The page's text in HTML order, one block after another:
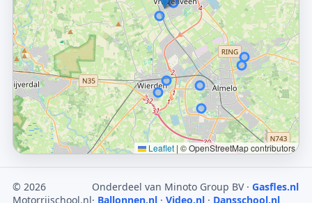
Leaflet | © OpenStreetMap contributors
© 2026
Motorrijschool.nl
Onderdeel van Minoto Group BV · Gasfles.nl
· Ballonnen.nl · Video.nl · Dansschool.nl